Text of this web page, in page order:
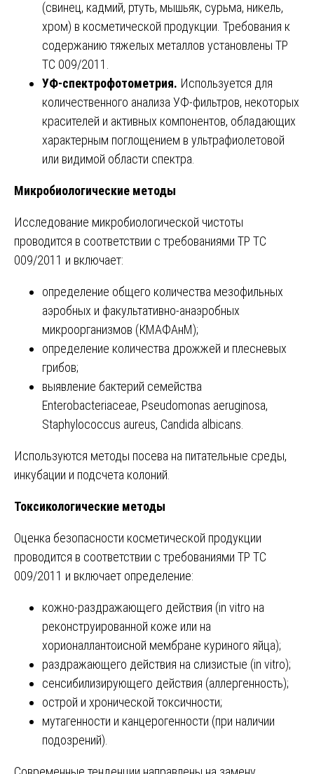
(свинец, кадмий, ртуть, мышьяк, сурьма, никель,
хром) в косметической продукции. Требования к
содержанию тяжелых металлов установлены ТР
ТС 009/2011.
УФ-спектрофотометрия. Используется для
количественного анализа УФ-фильтров, некоторых
красителей и активных компонентов, обладающих
характерным поглощением в ультрафиолетовой
или видимой области спектра.
Микробиологические методы
Исследование микробиологической чистоты
проводится в соответствии с требованиями ТР ТС
009/2011 и включает:
определение общего количества мезофильных
аэробных и факультативно-анаэробных
микроорганизмов (КМАФАнМ);
определение количества дрожжей и плесневых
грибов;
выявление бактерий семейства
Enterobacteriaceae, Pseudomonas aeruginosa,
Staphylococcus aureus, Candida albicans.
Используются методы посева на питательные среды,
инкубации и подсчета колоний.
Токсикологические методы
Оценка безопасности косметической продукции
проводится в соответствии с требованиями ТР ТС
009/2011 и включает определение:
кожно-раздражающего действия (in vitro на
реконструированной коже или на
хорионаллантоисной мембране куриного яйца);
раздражающего действия на слизистые (in vitro);
сенсибилизирующего действия (аллергенность);
острой и хронической токсичности;
мутагенности и канцерогенности (при наличии
подозрений).